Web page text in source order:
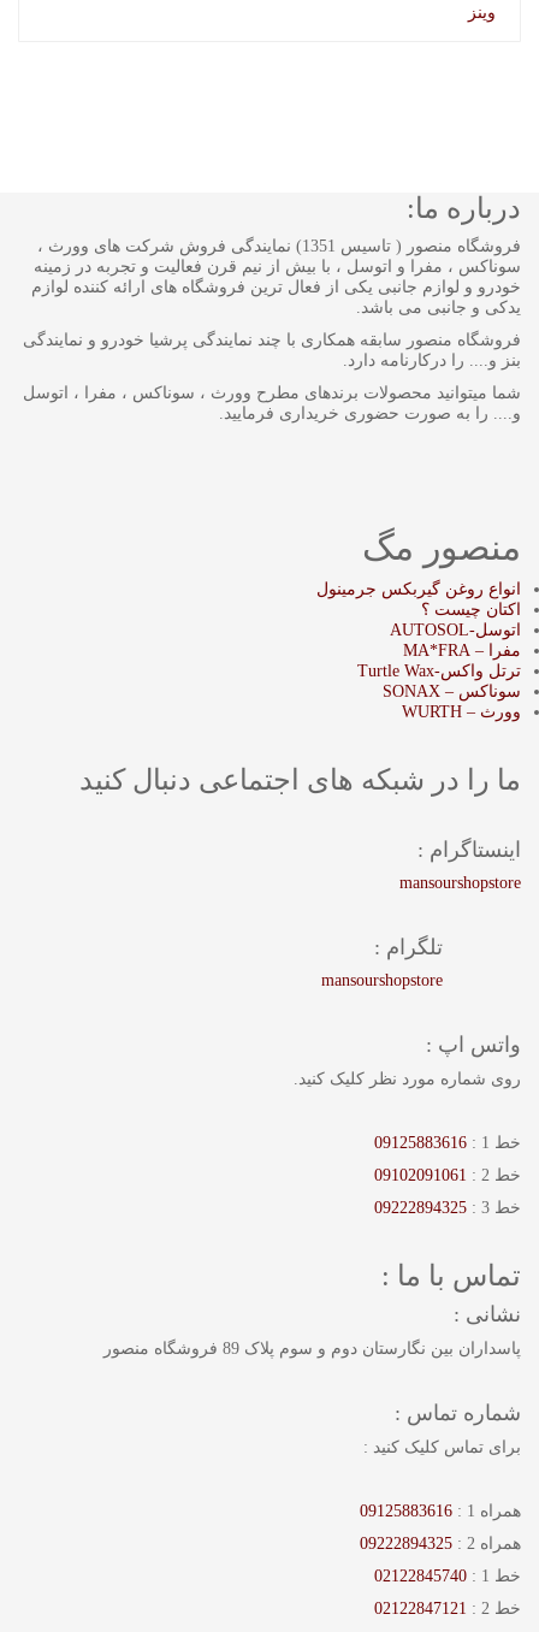
وینز
درباره ما:
فروشگاه منصور ( تاسیس 1351) نمایندگی فروش شرکت های وورث ،
سوناکس ، مفرا و اتوسل ، با بیش از نیم قرن فعالیت و تجربه در زمینه
خودرو و لوازم جانبی یکی از فعال ترین فروشگاه های ارائه کننده لوازم
یدکی و جانبی می باشد.
فروشگاه منصور سابقه همکاری با چند نمایندگی پرشیا خودرو و نمایندگی
بنز و.... را درکارنامه دارد.
شما میتوانید محصولات برندهای مطرح وورث ، سوناکس ، مفرا ، اتوسل
و.... را به صورت حضوری خریداری فرمایید.
منصور مگ
انواع روغن گیربکس جرمینول
اکتان چیست ؟
اتوسل-AUTOSOL
مفرا – MA*FRA
ترتل واکس-Turtle Wax
سوناکس – SONAX
وورث – WURTH
ما را در شبکه های اجتماعی دنبال کنید
اینستاگرام :
mansourshopstore
تلگرام :
mansourshopstore
واتس اپ :
روی شماره مورد نظر کلیک کنید.
خط 1 :
09125883616
خط 2 :
09102091061
خط 3 :
09222894325
تماس با ما :
نشانی :
پاسداران بین نگارستان دوم و سوم پلاک 89 فروشگاه منصور
شماره تماس :
برای تماس کلیک کنید :
همراه 1 :
09125883616
همراه 2 :
09222894325
خط 1 :
02122845740
خط 2 :
02122847121